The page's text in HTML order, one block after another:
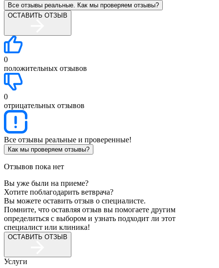
Все отзывы реальные. Как мы проверяем отзывы?
ОСТАВИТЬ ОТЗЫВ
0
положительных отзывов
0
отрицательных отзывов
Все отзывы реальные и проверенные!
Как мы проверяем отзывы?
Отзывов пока нет
Вы уже были на приеме?
Хотите поблагодарить ветврача?
Вы можете оставить отзыв о специалисте.
Помните, что оставляя отзыв вы помогаете другим
определиться с выбором и узнать подходит ли этот
специалист или клиника!
ОСТАВИТЬ ОТЗЫВ
Услуги